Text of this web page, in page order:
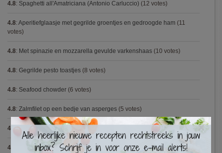
4.8: Spaghetti all'Amatriciana (Antonio Carluccio) (12 votes)
4.8: Aperitiefglaasje met gegrilde groentjes en gedroogde ham (11
votes)
4.8: Met spinazie en mozzarella gevulde varkenshaas (10 votes)
4.8: Gegrilde pesto toastjes (8 votes)
4.8: Seafood chowder (6 votes)
4.8: Zalmfilet op een bedje van asperges (5 votes)
4.8
4.7 Varkenshaasje met jagersaus en kroketten (Jeroen Meus)(15
×